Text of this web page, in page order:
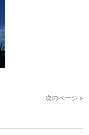
次のページ »